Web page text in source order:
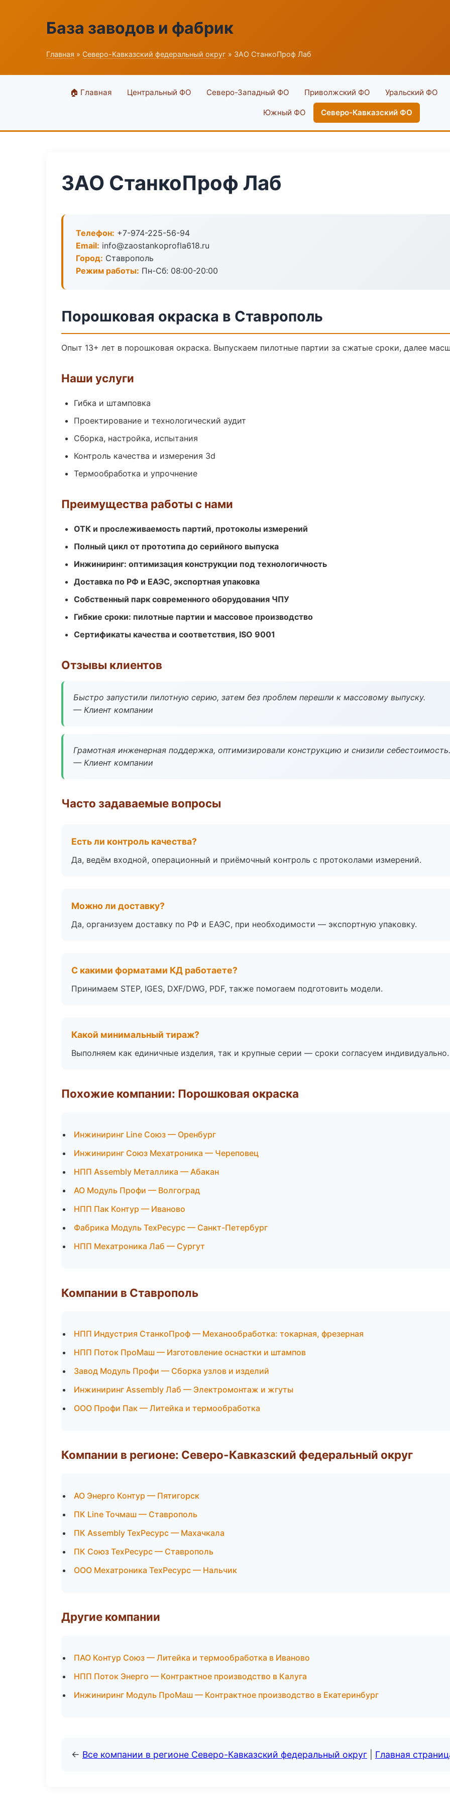
База заводов и фабрик
Главная » Северо-Кавказский федеральный округ » ЗАО СтанкоПроф Лаб
🏠 Главная Центральный ФО Северо-Западный ФО Приволжский ФО Уральский ФО
Южный ФО Северо-Кавказский ФО
ЗАО СтанкоПроф Лаб
Телефон: +7-974-225-56-94
Email: info@zaostankoprofla618.ru
Город: Ставрополь
Режим работы: Пн-Сб: 08:00-20:00
Порошковая окраска в Ставрополь
Опыт 13+ лет в порошковая окраска. Выпускаем пилотные партии за сжатые сроки, далее
Наши услуги
Гибка и штамповка
Проектирование и технологический аудит
Сборка, настройка, испытания
Контроль качества и измерения 3d
Термообработка и упрочнение
Преимущества работы с нами
ОТК и прослеживаемость партий, протоколы измерений
Полный цикл от прототипа до серийного выпуска
Инжиниринг: оптимизация конструкции под технологичность
Доставка по РФ и ЕАЭС, экспортная упаковка
Собственный парк современного оборудования ЧПУ
Гибкие сроки: пилотные партии и массовое производство
Сертификаты качества и соответствия, ISO 9001
Отзывы клиентов
Быстро запустили пилотную серию, затем без проблем перешли к массовому выпуску.
— Клиент компании
Грамотная инженерная поддержка, оптимизировали конструкцию и снизили себестоимость.
— Клиент компании
Часто задаваемые вопросы
Есть ли контроль качества?
Да, ведём входной, операционный и приёмочный контроль с протоколами измерений.
Можно ли доставку?
Да, организуем доставку по РФ и ЕАЭС, при необходимости — экспортную упаковку.
С какими форматами КД работаете?
Принимаем STEP, IGES, DXF/DWG, PDF, также помогаем подготовить модели.
Какой минимальный тираж?
Выполняем как единичные изделия, так и крупные серии — сроки согласуем индивидуально.
Похожие компании: Порошковая окраска
Инжиниринг Line Союз — Оренбург
Инжиниринг Союз Мехатроника — Череповец
НПП Assembly Металлика — Абакан
АО Модуль Профи — Волгоград
НПП Пак Контур — Иваново
Фабрика Модуль ТехРесурс — Санкт-Петербург
НПП Мехатроника Лаб — Сургут
Компании в Ставрополь
НПП Индустрия СтанкоПроф — Механообработка: токарная, фрезерная
НПП Поток ПроМаш — Изготовление оснастки и штампов
Завод Модуль Профи — Сборка узлов и изделий
Инжиниринг Assembly Лаб — Электромонтаж и жгуты
ООО Профи Пак — Литейка и термообработка
Компании в регионе: Северо-Кавказский федеральный округ
АО Энерго Контур — Пятигорск
ПК Line Точмаш — Ставрополь
ПК Assembly ТехРесурс — Махачкала
ПК Союз ТехРесурс — Ставрополь
ООО Мехатроника ТехРесурс — Нальчик
Другие компании
ПАО Контур Союз — Литейка и термообработка в Иваново
НПП Поток Энерго — Контрактное производство в Калуга
Инжиниринг Модуль ПроМаш — Контрактное производство в Екатеринбург
← Все компании в регионе Северо-Кавказский федеральный округ Главная